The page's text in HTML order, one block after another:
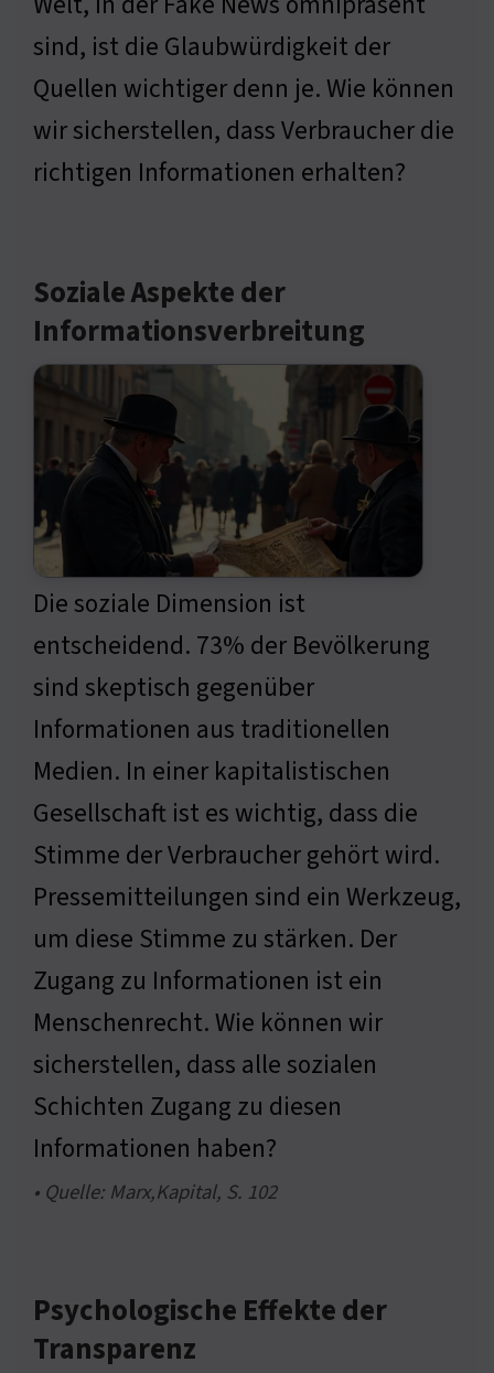
sind, ist die Glaubwürdigkeit der
Quellen wichtiger denn je. Wie können
wir sicherstellen, dass Verbraucher die
richtigen Informationen erhalten?
Soziale Aspekte der
Informationsverbreitung
Die soziale Dimension ist
entscheidend. 73% der Bevölkerung
sind skeptisch gegenüber
Informationen aus traditionellen
Medien. In einer kapitalistischen
Gesellschaft ist es wichtig, dass die
Stimme der Verbraucher gehört wird.
Pressemitteilungen sind ein Werkzeug,
um diese Stimme zu stärken. Der
Zugang zu Informationen ist ein
Menschenrecht. Wie können wir
sicherstellen, dass alle sozialen
Schichten Zugang zu diesen
Informationen haben?
• Quelle: Marx,Kapital, S. 102
Psychologische Effekte der
Transparenz